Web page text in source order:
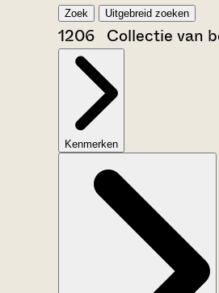
Zoek Uitgebreid zoeken
1206 Collectie van
Kenmerken